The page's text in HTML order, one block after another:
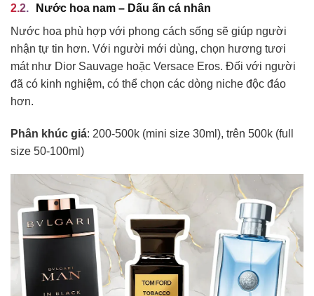
Nước hoa nam – Dấu ấn cá nhân
Nước hoa phù hợp với phong cách sống sẽ giúp người
nhận tự tin hơn. Với người mới dùng, chọn hương tươi
mát như Dior Sauvage hoặc Versace Eros. Đối với người
đã có kinh nghiệm, có thể chọn các dòng niche độc đáo
hơn.
Phân khúc giá: 200-500k (mini size 30ml), trên 500k (full
size 50-100ml)